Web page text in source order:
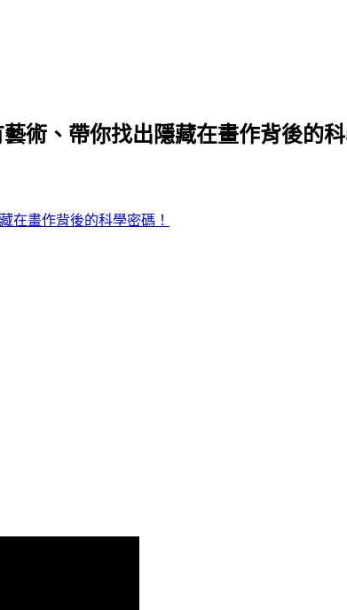
術、帶你找出隱藏在畫作背後的科